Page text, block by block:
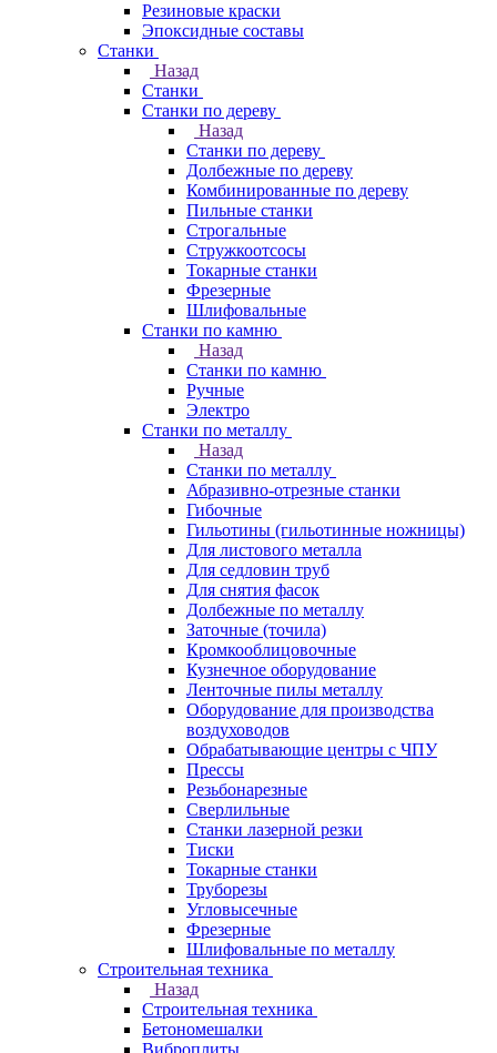
Резиновые краски
Эпоксидные составы
Станки
Назад
Станки
Станки по дереву
Назад
Станки по дереву
Долбежные по дереву
Комбинированные по дереву
Пильные станки
Строгальные
Стружкоотсосы
Токарные станки
Фрезерные
Шлифовальные
Станки по камню
Назад
Станки по камню
Ручные
Электро
Станки по металлу
Назад
Станки по металлу
Абразивно-отрезные станки
Гибочные
Гильотины (гильотинные ножницы)
Для листового металла
Для седловин труб
Для снятия фасок
Долбежные по металлу
Заточные (точила)
Кромкооблицовочные
Кузнечное оборудование
Ленточные пилы металлу
Оборудование для производства
воздуховодов
Обрабатывающие центры с ЧПУ
Прессы
Резьбонарезные
Сверлильные
Станки лазерной резки
Тиски
Токарные станки
Труборезы
Угловысечные
Фрезерные
Шлифовальные по металлу
Строительная техника
Назад
Строительная техника
Бетономешалки
Виброплиты